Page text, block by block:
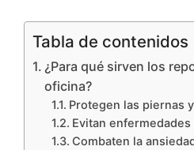
Tabla de contenidos
¿Para qué sirven los
oficina?
Protegen las piernas
Evitan
Combaten la